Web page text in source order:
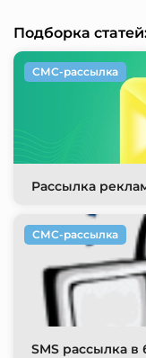
Подборка
Рассылка
СМС-рассылка
SMS рассылка
СМС-рассылка